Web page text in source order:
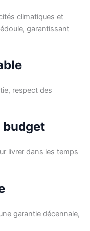
climatiques et
garantissant
respect des
budget
livrer dans les temps
garantie décennale,